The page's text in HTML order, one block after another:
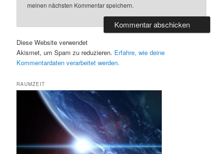
meinen nächsten Kommentar speichern.
Diese Website verwendet
Akismet, um Spam zu reduzieren. Erfahre, wie deine
Kommentardaten verarbeitet werden.
RAUMZEIT